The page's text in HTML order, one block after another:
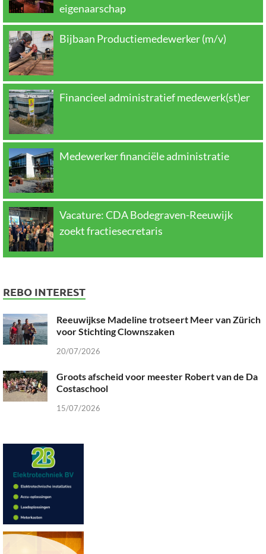
eigenaarschap
Bijbaan Productiemedewerker (m/v)
Financieel administratief medewerk(st)er
Medewerker financiële administratie
Vacature: CDA Bodegraven-Reeuwijk
zoekt fractiesecretaris
REBO INTEREST
Reeuwijkse Madeline trotseert Meer van Zürich
voor Stichting Clownszaken
20/07/2026
Groots afscheid voor meester Robert van de Da
Costaschool
15/07/2026